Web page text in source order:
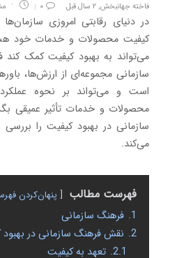
فاخته جهانبخش,۲ سال قبل ۰
در دنیای رقابتی امروزی
کیفیت محصولات و خدمات خود
می‌تواند به بهبود کیفیت کمک
سازمانی مجموعه‌ای از ارزش‌ها،
است و می‌تواند بر نحوه
محصولات و خدمات تأثیر عمیقی
سازمانی در بهبود کیفیت را
می‌کند.
فهرست مطالب پنهان‌کردن
1. فرهنگ سازمانی
2. نقش فرهنگ سازمانی در
2.1. تعهد به کیفیت